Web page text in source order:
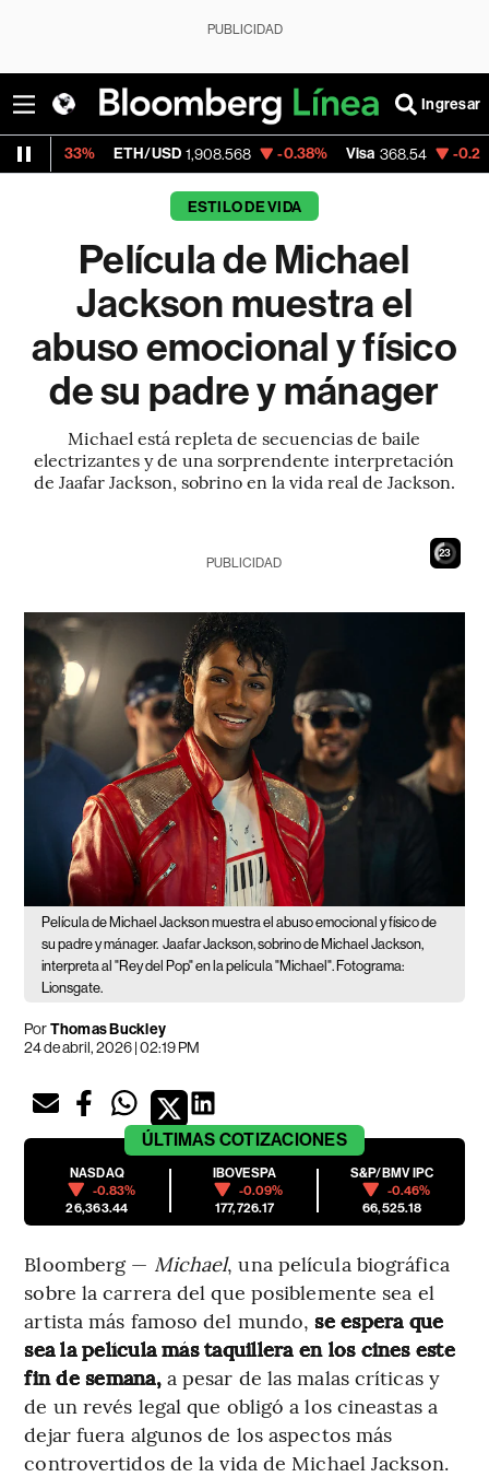
PUBLICIDAD
Ingresar
ETH/USD 1,908.568 -0.38% Visa 368.54 -0.28%
ESTILO DE VIDA
Película de Michael
Jackson muestra el
abuso emocional y físico
de su padre y mánager
Michael está repleta de secuencias de baile
electrizantes y de una sorprendente interpretación
de Jaafar Jackson, sobrino en la vida real de Jackson.
21
PUBLICIDAD
Película de Michael Jackson muestra el abuso emocional y físico de
su padre y mánager. Jaafar Jackson, sobrino de Michael Jackson,
interpreta al "Rey del Pop" en la película "Michael". Fotograma:
Lionsgate.
PorThomas Buckley
24 de abril, 2026 | 02:19 PM
ÚLTIMAS COTIZACIONES
NASDAQ
-0.83%
26,363.44
IBOVESPA
-0.09%
177,726.17
S&P/BMV IPC
-0.46%
66,525.18
Bloomberg — Michael, una película biográfica
sobre la carrera del que posiblemente sea el
artista más famoso del mundo,se espera que
sea la película más taquillera en los cines este
fin de semana,a pesar de las malas críticas y
de un revés legal que obligó a los cineastas a
dejar fuera algunos de los aspectos más
controvertidos de la vida de Michael Jackson.